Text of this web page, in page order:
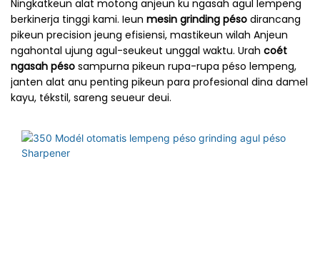
Ningkatkeun alat motong anjeun ku ngasah agul lempeng
berkinerja tinggi kami. Ieun mesin grinding péso dirancang
pikeun precision jeung efisiensi, mastikeun wilah Anjeun
ngahontal ujung agul-seukeut unggal waktu. Urah coét
ngasah péso sampurna pikeun rupa-rupa péso lempeng,
janten alat anu penting pikeun para profesional dina damel
kayu, tékstil, sareng seueur deui.